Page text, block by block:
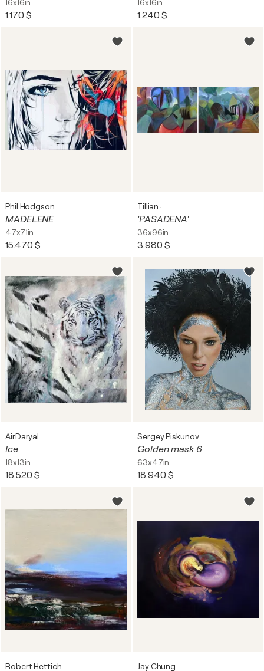
16x16in
1.170 $
16x16in
1.240 $
Phil Hodgson
MADELENE
47x71in
15.470 $
Tillian ·
'PASADENA'
36x96in
3.980 $
AirDaryal
Ice
18x13in
18.520 $
Sergey Piskunov
Golden mask 6
63x47in
18.940 $
Robert Hettich Jay Chung